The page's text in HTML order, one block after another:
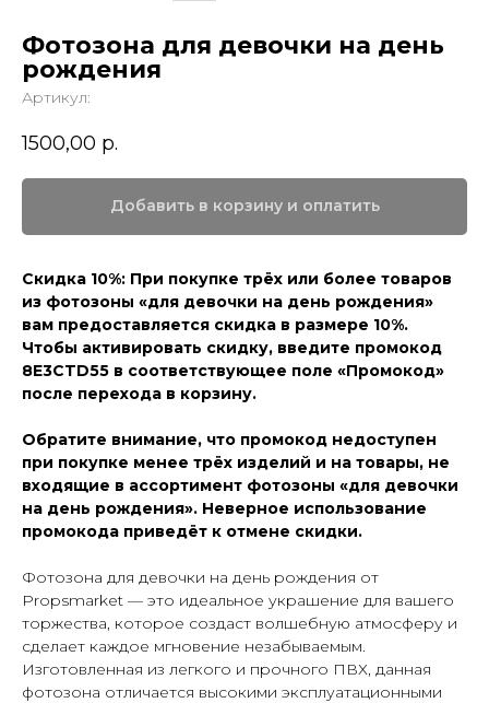
Фотозона для девочки на день
рождения
Артикул:
1500,00 р.
Добавить в корзину и оплатить
Скидка 10%: При покупке трёх или более товаров
из фотозоны «для девочки на день рождения»
вам предоставляется скидка в размере 10%.
Чтобы активировать скидку, введите промокод
8E3CTD55 в соответствующее поле «Промокод»
после перехода в корзину.
Обратите внимание, что промокод недоступен
при покупке менее трёх изделий и на товары, не
входящие в ассортимент фотозоны «для девочки
на день рождения». Неверное использование
промокода приведёт к отмене скидки.
Фотозона для девочки на день рождения от
Propsmarket — это идеальное украшение для вашего
торжества, которое создаст волшебную атмосферу и
сделает каждое мгновение незабываемым.
Изготовленная из легкого и прочного ПВХ, данная
фотозона отличается высокими эксплуатационными